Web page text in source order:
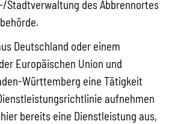
Stadtverwaltung des Abbrennortes
Deutschland oder einem
Europäischen Union und
Württemberg eine Tätigkeit
aufnehmen
bereits eine Dienstleistung aus,